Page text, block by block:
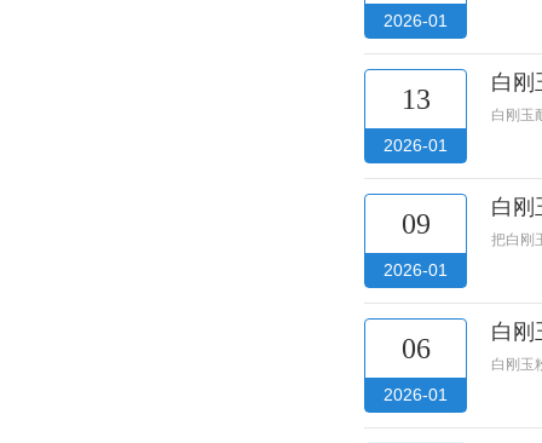
2026-01
13
2026-01
白刚
白刚玉
09
2026-01
白刚
把白刚
06
2026-01
白刚
白刚玉